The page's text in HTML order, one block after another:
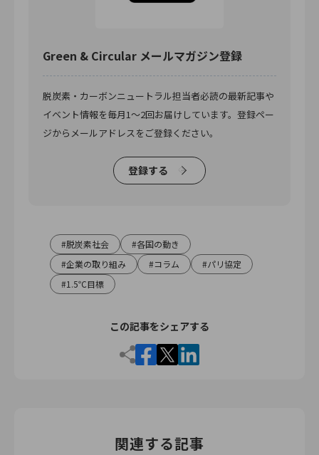
Green & Circular メールマガジン登録
脱炭素・カーボンニュートラル担当者必読の最新記事や
イベント情報を毎月1〜2回お届けしています。登録ペー
ジからメールアドレスをご登録ください。
登録する
脱炭素社会
各国の動き
企業の取り組み
コラム
パリ協定
1.5℃目標
この記事をシェアする
関連する記事